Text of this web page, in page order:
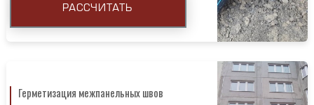
РАССЧИТАТЬ
Герметизация межпанельных швов